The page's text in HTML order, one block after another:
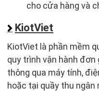
cho cửa hàng và
KiotViet
KiotViet là phần mềm
quy trình vận hành đơn
thông qua máy tính,
hoặc tại quầy thu